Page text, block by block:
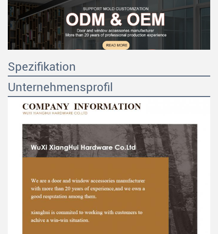
Spezifikation
Unternehmensprofil